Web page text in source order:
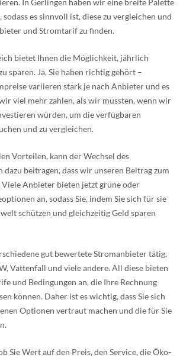
es sinnvoll ist, diese zu vergleichen und
und Stromtarif zu finden.
bietet Ihnen die Möglichkeit, jährlich
sparen. Ja, Sie haben richtig gehört –
variieren stark je nach Anbieter und es
viel mehr zahlen, als wir müssten, wenn wir
würden, um die verfügbaren
und zu vergleichen.
Vorteilen, kann der Wechsel des
dazu beitragen, dass wir unseren Beitrag zum
Anbieter bieten jetzt grüne oder
an, sodass Sie, indem Sie sich für sie
schützen und gleichzeitig Geld sparen
gut bewertete Stromanbieter tätig,
Vattenfall und viele andere. All diese bieten
und Bedingungen an, die Ihre Rechnung
können. Daher ist es wichtig, dass Sie sich
Optionen vertraut machen und die für Sie
Sie Wert auf den Preis, den Service, die Öko-